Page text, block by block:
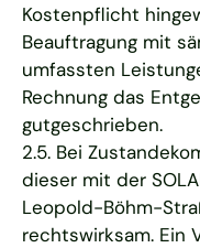
Kostenpflicht
Beauftragung mit
umfassten
Rechnung das
gutgeschrieben.
2.5. Bei
dieser mit der
Leopold-Böhm-
rechtswirksam. Ein